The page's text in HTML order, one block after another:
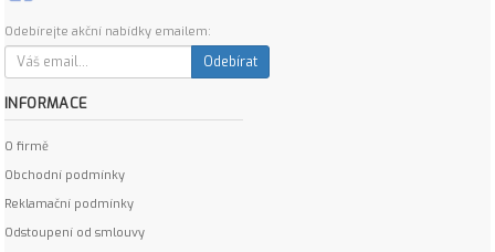
Odebírejte akční nabídky emailem:
Odebírat
INFORMACE
O firmě
Obchodní podmínky
Reklamační podmínky
Odstoupení od smlouvy